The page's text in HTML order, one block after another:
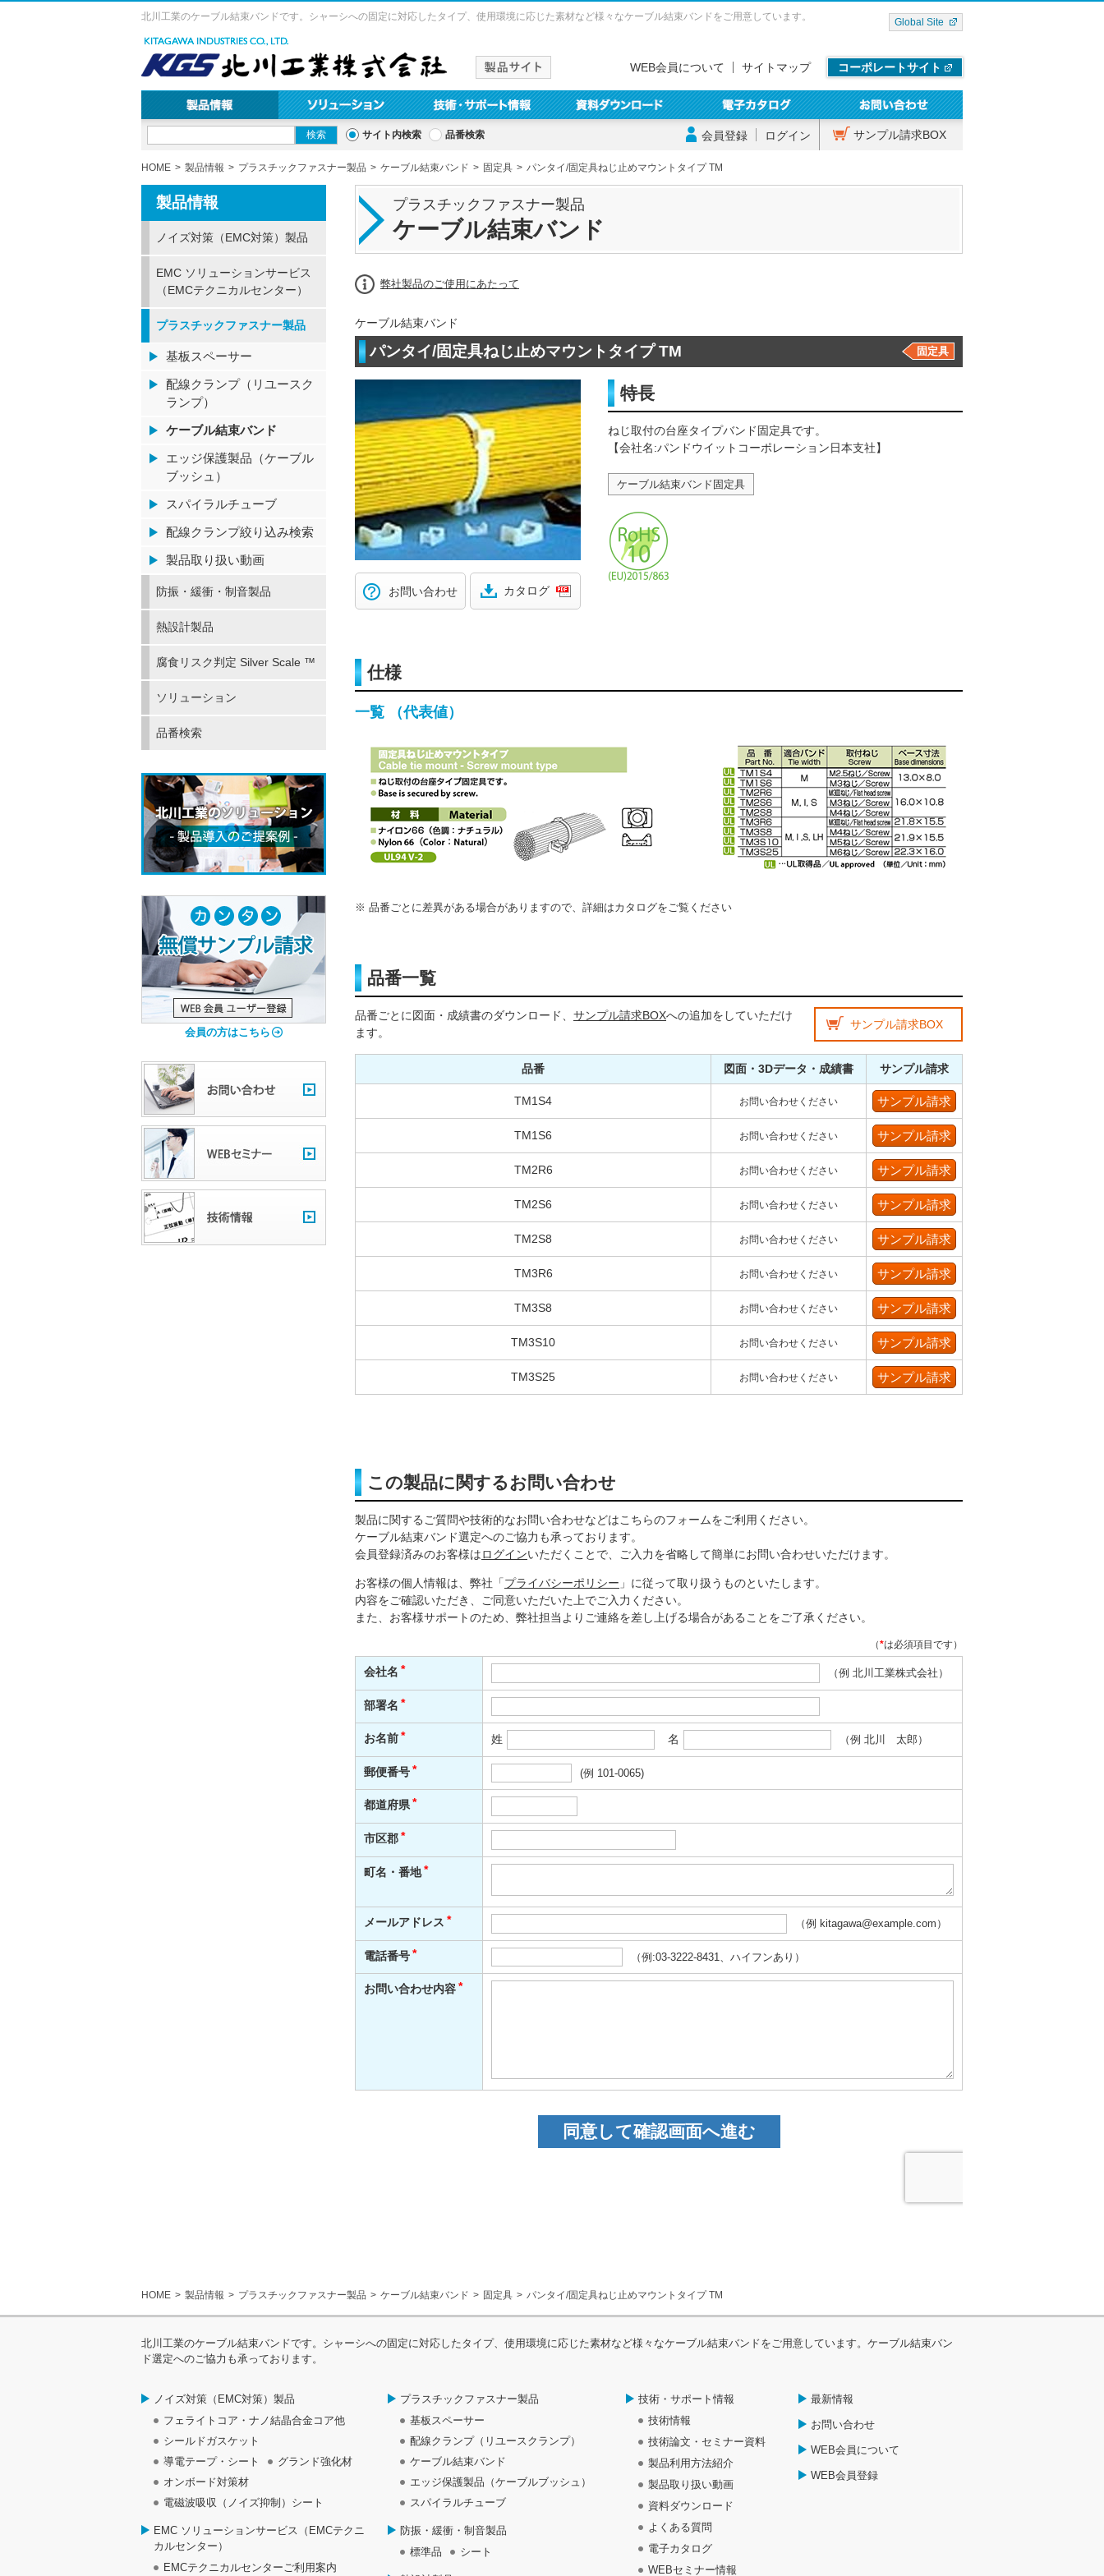
北川工業のケーブル結束バンドです。シャーシへの固定に対応したタイプ、使用環境に応じた素材など様々なケーブル結束バンドをご用意しています。
WEB会員について サイトマップ コーポレートサイト
Global Site
サイト内検索 品番検索 会員登録 ログイン サンプル請求BOX
HOME 製品情報 プラスチックファスナー製品 ケーブル結束バンド 固定具 パンタイ/固定具ねじ止めマウントタイプ TM
プラスチックファスナー製品
ケーブル結束バンド
弊社製品のご使用にあたって
ケーブル結束バンド
パンタイ/固定具ねじ止めマウントタイプ TM 固定具
特長
ねじ取付の台座タイプバンド固定具です。
【会社名:パンドウイットコーポレーション日本支社】
ケーブル結束バンド固定具
お問い合わせ カタログ
仕様
一覧 （代表値）
品番ごとに差異がある場合がありますので、詳細はカタログをご覧ください
品番一覧
品番ごとに図面・成績書のダウンロード、 サンプル請求BOXへの追加をしていただけ
ます。
サンプル請求BOX
品番 図面・3Dデータ・成績書 サンプル請求
TM1S4 お問い合わせください
TM1S6 お問い合わせください
TM2R6 お問い合わせください
TM2S6 お問い合わせください
TM2S8 お問い合わせください
TM3R6 お問い合わせください
TM3S8 お問い合わせください
TM3S10 お問い合わせください
TM3S25 お問い合わせください
この製品に関するお問い合わせ
製品に関するご質問や技術的なお問い合わせなどはこちらのフォームをご利用ください。
ケーブル結束バンド選定へのご協力も承っております。
会員登録済みのお客様はログインいただくことで、ご入力を省略して簡単にお問い合わせいただけます。
お客様の個人情報は、弊社「プライバシーポリシー 」に従って取り扱うものといたします。
内容をご確認いただき、ご同意いただいた上でご入力ください。
また、お客様サポートのため、弊社担当よりご連絡を差し上げる場合があることをご了承ください。
製品情報
ノイズ対策（EMC対策）製品
EMC ソリューションサービス
（EMCテクニカルセンター）
プラスチックファスナー製品
基板スペーサー
配線クランプ（リユースク
ランプ）
ケーブル結束バンド
エッジ保護製品（ケーブル
ブッシュ）
スパイラルチューブ
配線クランプ絞り込み検索
製品取り扱い動画
防振・緩衝・制音製品
熱設計製品
腐食リスク判定 Silver Scale ™
ソリューション
品番検索
会員の方はこちら
HOME 製品情報 プラスチックファスナー製品 ケーブル結束バンド 固定具 パンタイ/固定具ねじ止めマウントタイプ TM
北川工業のケーブル結束バンドです。シャーシへの固定に対応したタイプ、使用環境に応じた素材など様々なケーブル結束バンドをご用意しています。ケーブル結束バン
ド選定へのご協力も承っております。
ノイズ対策（EMC対策）製品
フェライトコア・ナノ結晶合金コア他
シールドガスケット
導電テープ・シート
グランド強化材
オンボード対策材
電磁波吸収（ノイズ抑制）シート
EMC ソリューションサービス（EMCテクニ
カルセンター）
EMCテクニカルセンターご利用案内
プラスチックファスナー製品
基板スペーサー
配線クランプ（リユースクランプ）
ケーブル結束バンド
エッジ保護製品（ケーブルブッシュ）
スパイラルチューブ
防振・緩衝・制音製品
標準品
シート
技術・サポート情報
技術情報
技術論文・セミナー資料
製品利用方法紹介
製品取り扱い動画
資料ダウンロード
よくある質問
電子カタログ
WEBセミナー情報
最新情報
お問い合わせ
WEB会員について
WEB会員登録